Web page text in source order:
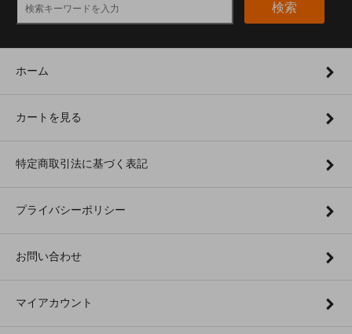
検索
ホーム
カートを見る
特定商取引法に基づく表記
プライバシーポリシー
お問い合わせ
マイアカウント